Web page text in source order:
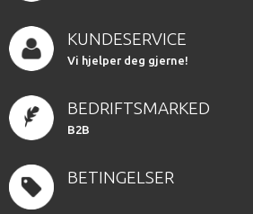
KUNDESERVICE
Vi hjelper deg gjerne!
BEDRIFTSMARKED
B2B
BETINGELSER